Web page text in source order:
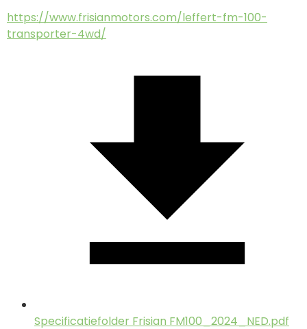
https://www.frisianmotors.com/leffert-fm-100-
transporter-4wd/
Specificatiefolder Frisian FM100_2024_NED.pdf